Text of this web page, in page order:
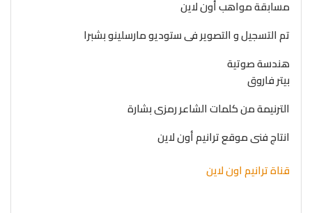
مسابقة مواهب أون لاين
تم التسجيل و التصوير فى ستوديو مارسلينو بشبرا
هندسة صوتية
بيتر فاروق
الترنيمة من كلمات الشاعر رمزى بشارة
انتاج فنى موقع ترانيم أون لاين
قناة ترانيم اون لاين